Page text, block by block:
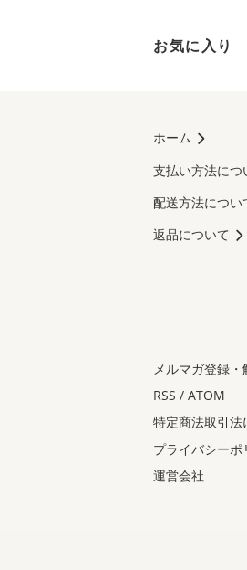
お気に入り
ホーム
支払い方法につ
配送方法につい
返品について
メルマガ登録・
RSS / ATOM
特定商法取引法
プライバシーポ
運営会社